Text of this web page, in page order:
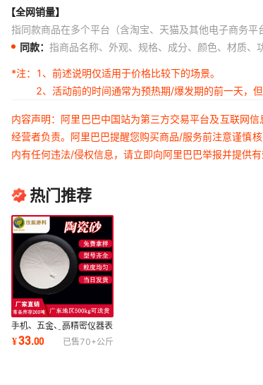
【全网销量】
指同款商品在多个平台（含淘宝、天猫及其他电子商务平
同款： 指商品名称、外观、规格、成分、颜色、材质
*注：
1、前述说明仅适用于价格比较下的场景。
2、活动前的时间通常为预热期/爆发期的前一天，
内容声明：阿里巴巴中国站为第三方交易平台及互联网
经营者负责。阿里巴巴提醒您购买商品/服务前注意谨慎
内有任何违法/侵权信息，请立即向阿里巴巴举报并提供有
热门推荐
手机、五金、高精密仪器表
面处理好帮手陶瓷砂/陶瓷
珠，厂家直销
¥33.00 已售70+公斤